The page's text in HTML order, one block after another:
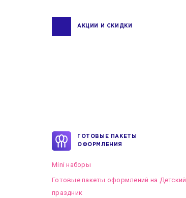
АКЦИИ И СКИДКИ
ГОТОВЫЕ ПАКЕТЫ
ОФОРМЛЕНИЯ
Mini наборы
Готовые пакеты оформлений на Детский
праздник